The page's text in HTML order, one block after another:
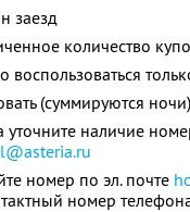
заезд
количество
(суммируются ночи)
наличие
номер по эл. почте
номер